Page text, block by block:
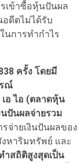
เข้าซื้อหุ้นปันผล
อดีตไม่ได้รับ
นการทำกำไร
ครั้ง โดยมี
ณ์
อ ไอ (ตลาดหุ้น
ปันผลจ่ายรวม
จ่ายเงินปันผลของ
หาริมทรัพย์ และ
ำสถิติสูงสุดเป็น